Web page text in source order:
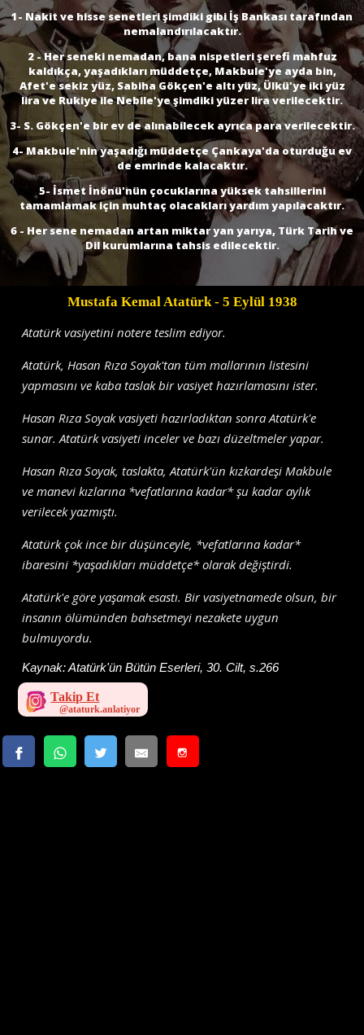
1- Nakit ve hisse senetleri şimdiki gibi İş Bankası tarafından
nemalandırılacaktır.
2 - Her seneki nemadan, bana nispetleri şerefi mahfuz
kaldıkça, yaşadıkları müddetçe, Makbule'ye ayda bin,
Afet'e sekiz yüz, Sabiha Gökçen'e altı yüz, Ülkü'ye iki yüz
lira ve Rukiye ile Nebile'ye şimdiki yüzer lira verilecektir.
3- S. Gökçen'e bir ev de alınabilecek ayrıca para verilecektir.
4- Makbule'nin yaşadığı müddetçe Çankaya'da oturduğu ev
de emrinde kalacaktır.
5- İsmet İnönü'nün çocuklarına yüksek tahsillerini
tamamlamak için muhtaç olacakları yardım yapılacaktır.
6 - Her sene nemadan artan miktar yan yarıya, Türk Tarih ve
Dil kurumlarına tahsis edilecektir.
Mustafa Kemal Atatürk- 5 Eylül 1938
Atatürk vasiyetini notere teslim ediyor.
Atatürk, Hasan Rıza Soyak'tan tüm mallarının listesini
yapmasını ve kaba taslak bir vasiyet hazırlamasını ister.
Hasan Rıza Soyak vasiyeti hazırladıktan sonra Atatürk'e
sunar. Atatürk vasiyeti inceler ve bazı düzeltmeler yapar.
Hasan Rıza Soyak, taslakta, Atatürk'ün kızkardeşi Makbule
ve manevi kızlarına *vefatlarına kadar* şu kadar aylık
verilecek yazmıştı.
Atatürk çok ince bir düşünceyle, *vefatlarına kadar*
ibaresini *yaşadıkları müddetçe* olarak değiştirdi.
Atatürk'e göre yaşamak esastı. Bir vasiyetnamede olsun, bir
insanın ölümünden bahsetmeyi nezakete uygun
bulmuyordu.
Kaynak:Atatürk'ün Bütün Eserleri, 30. Cilt, s.266
Takip Et